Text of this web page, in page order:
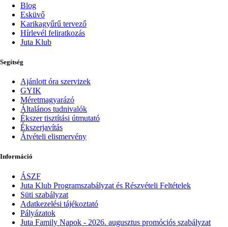
Blog
Esküvő
Karikagyűrű tervező
Hírlevél feliratkozás
Juta Klub
Segítség
Ajánlott óra szervizek
GYIK
Méretmagyarázó
Általános tudnivalók
Ékszer tisztítási útmutató
Ékszerjavítás
Átvételi elismervény
Információ
ÁSZF
Juta Klub Programszabályzat és Részvételi Feltételek
Süti szabályzat
Adatkezelési tájékoztató
Pályázatok
Juta Family Napok - 2026. augusztus promóciós szabályzat